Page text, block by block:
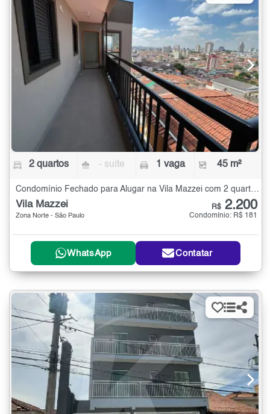
2 quartos - suíte 1 vaga 45 m²
Condomínio Fechado para Alugar na Vila Mazzei com 2 quartos - 45 m²
Vila Mazzei
Zona Norte - São Paulo
R$ 2.200
Condomínio: R$ 181
WhatsApp Contatar